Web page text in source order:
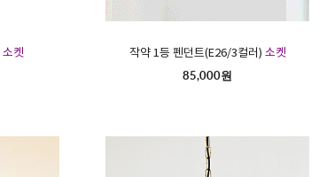
소켓
작약 1등 펜던트(E26/3컬러) 소켓
85,000원